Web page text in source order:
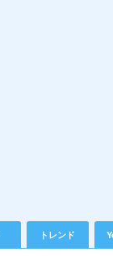
トレンド